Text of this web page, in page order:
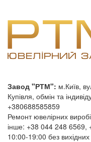
Завод "РТМ": м.Київ,
Купівля, обмін та
+380688585859
Ремонт ювелірних
інше: +38 044 248 6569,
10:00-19:00 без вихідних